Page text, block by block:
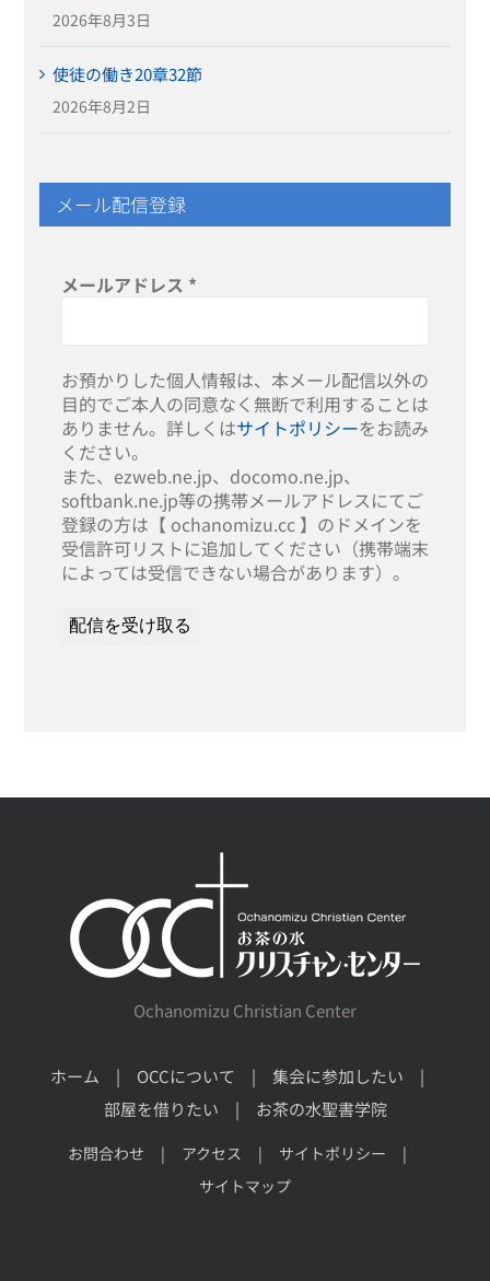
2026年8月3日
使徒の働き20章32節
2026年8月2日
メール配信登録
メールアドレス *
お預かりした個人情報は、本メール配信以外の
目的でご本人の同意なく無断で利用することは
ありません。詳しくはサイトポリシーをお読み
ください。
また、ezweb.ne.jp、docomo.ne.jp、
softbank.ne.jp等の携帯メールアドレスにてご
登録の方は【 ochanomizu.cc 】のドメインを
受信許可リストに追加してください（携帯端末
によっては受信できない場合があります）。
Ochanomizu Christian Center
ホーム OCCについて
集会に参加したい
部屋を借りたい
お茶の水聖書学院
お問合わせ アクセス
サイトポリシー
サイトマップ